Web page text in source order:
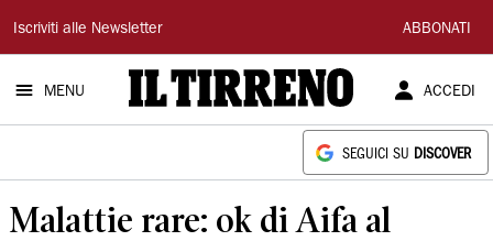
Il
Tirreno
Iscriviti alle Newsletter ABBONATI
MENU ACCEDI
SEGUICI SU DISCOVER
Malattie rare: ok di Aifa al